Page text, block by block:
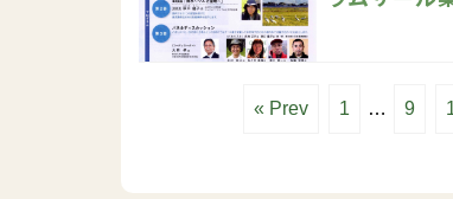
« Prev 1 … 9